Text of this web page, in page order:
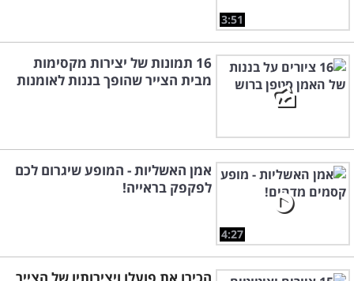
3:51
16 תמונות של יצירות מקסימות
מבית הצייר שהופך בננות לאומנות
4:27
אמן האשליות - המופע שיגרום לכם
לפקפק בראייה!
הכירו את פועלו ויצירותיו של הצייר